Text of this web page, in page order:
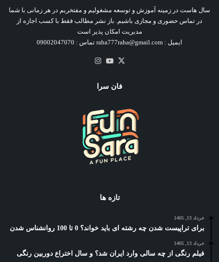
سال هاست در زمینه آموزش و توسعه مشغولیم و مفتخریم در هر زمانی با شما
در تماس حضوری و مجازی باشیم. باز نشر مطالب فقط با کسب اجازه از
مدیریت امکان پذیر است
ایمیل : raha777raha@gmail.com تماس : 09002047070
X یوتیوب
فان سرا
تازه ها
خرداد 13, 1405
برای تراپیست شدن چه رشته ای باید خواند؟ 0 تا 100 روانشناس شدن
خرداد 13, 1405
فیلم رنگی از چه سالی وارد ایران شد؟ و سال اختراع دوربین رنگی